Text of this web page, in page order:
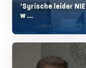
'Syrische leider
w ...